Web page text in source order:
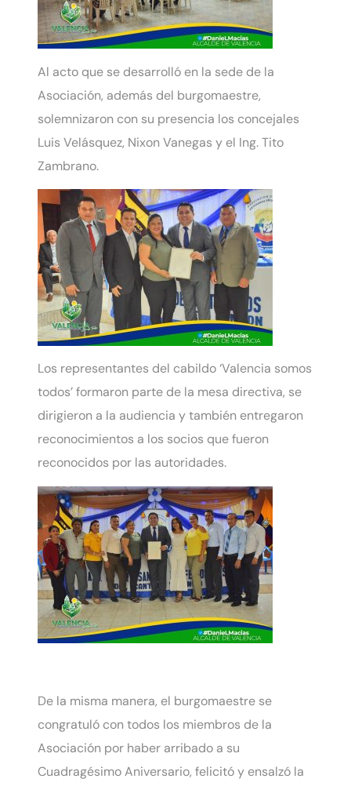
Al acto que se desarrolló en la sede de la
Asociación, además del burgomaestre,
solemnizaron con su presencia los concejales
Luis Velásquez, Nixon Vanegas y el Ing. Tito
Zambrano.
Los representantes del cabildo ‘Valencia somos
todos’ formaron parte de la mesa directiva, se
dirigieron a la audiencia y también entregaron
reconocimientos a los socios que fueron
reconocidos por las autoridades.
De la misma manera, el burgomaestre se
congratuló con todos los miembros de la
Asociación por haber arribado a su
Cuadragésimo Aniversario, felicitó y ensalzó la